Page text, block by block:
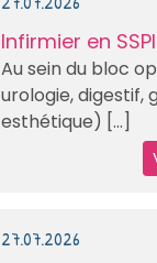
Infirmier en
Au sein du bloc
urologie, digestif,
esthétique) [...]
27.07.2026